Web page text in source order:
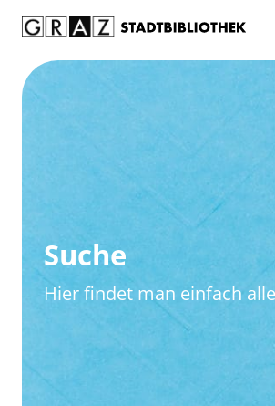
Suche
Hier findet man einfach